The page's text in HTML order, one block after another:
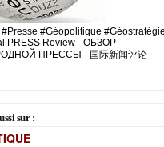
#Presse #Géopolitique #Géostratégie
PRESS Review - ОБЗОР
ПРЕССЫ - 国际新闻评论
sur :